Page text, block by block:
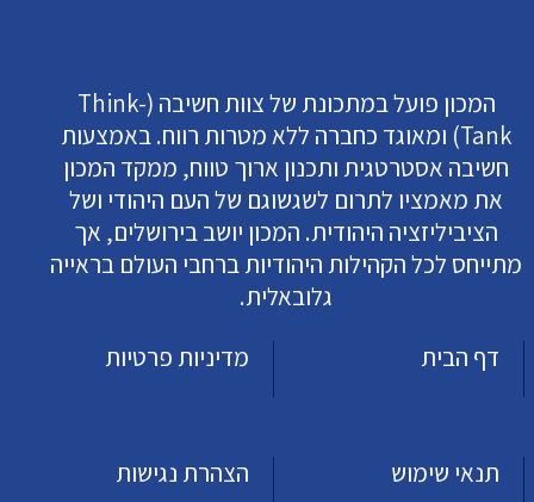
המכון פועל במתכונת של צוות חשיבה (Think-
Tank) ומאוגד כחברה ללא מטרות רווח. באמצעות
חשיבה אסטרטגית ותכנון ארוך טווח, ממקד המכון
את מאמציו לתרום לשגשוגם של העם היהודי ושל
הציביליזציה היהודית. המכון יושב בירושלים, אך
מתייחס לכל הקהילות היהודיות ברחבי העולם בראייה
גלובאלית.
דף הבית
מדיניות פרטיות
תנאי שימוש הצהרת נגישות